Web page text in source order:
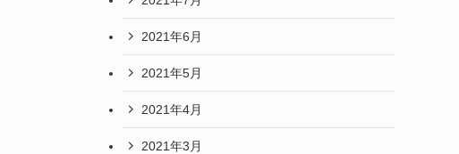
2021年6月
2021年5月
2021年4月
2021年3月